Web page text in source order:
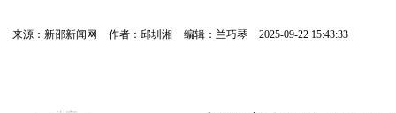
来源：新邵新闻网 作者：邱圳湘 编辑：兰巧琴 2025-09-22 15:43:33